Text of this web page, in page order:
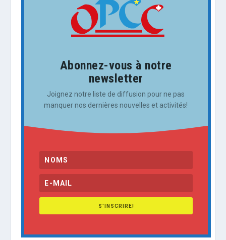
Abonnez-vous à notre
newsletter
Joignez notre liste de diffusion pour ne pas
manquer nos dernières nouvelles et activités!
S'INSCRIRE!